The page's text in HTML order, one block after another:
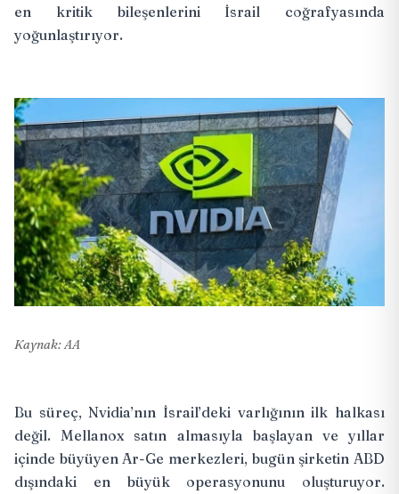
en kritik bileşenlerini İsrail coğrafyasında
yoğunlaştırıyor.
Kaynak: AA
Bu süreç, Nvidia’nın İsrail’deki varlığının ilk halkası
değil. Mellanox satın almasıyla başlayan ve yıllar
içinde büyüyen Ar-Ge merkezleri, bugün şirketin ABD
dışındaki en büyük operasyonunu oluşturuyor.